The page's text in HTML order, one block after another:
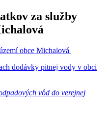
za služby
obce Michalová
dodávky pitnej vody v obci
vôd do verejnej